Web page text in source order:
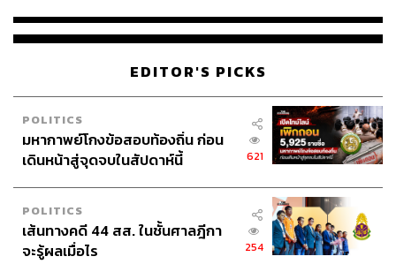
อันเดอร์กราวด์ อยากทำเรกเก้ แต่ก็ถูกหยุดเอาไว้บ้าง เพราะ
รู้สึกว่าเพลงแบบนี้ยังเอาไปขายไม่ได้ ยังไม่เปิดกว้างเท่าไร
เคยคิดว่าไม่อยากมีเพลงที่เกี่ยวกับความรักเลย แต่สุดท้ายก็
อย่างที่เห็นครับ (หัวเราะ)
บิ๊ก:ต้องยอมรับว่าประเทศไทยยังอินกับแนวเพลงที่พูดถึงเรื่อง
ความรักอยู่ ยังไม่เปิดกว้างขนาดนั้น ซึ่งพวกเราสามารถ
ทำได้ โดยที่ยังสนุก และไม่ได้ถึงขั้นฝืนใจตัวเองไปทำ เพราะ
ผมกับท็อปคิดเหมือนพี่กอล์ฟคือ ผมทำเพลงเพื่อเมกมันนี่ให้ได้
ผมคิดว่าการหาเงินได้จากสิ่งที่เราชอบ และสามารถเลี้ยงดูตัว
เอง เลี้ยงดูครอบครัวได้นั่นคือสิ่งที่เรียลที่สุดแล้ว
EDITOR'S PICKS
POLITICS
มหากาพย์โกงข้อสอบท้องถิ่น ก่อน
เดินหน้าสู่จุดจบในสัปดาห์นี้
621
POLITICS
เส้นทางคดี 44 สส. ในชั้นศาลฎีกา
จะรู้ผลเมื่อไร
254